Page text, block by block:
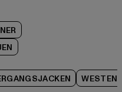
WESTEN